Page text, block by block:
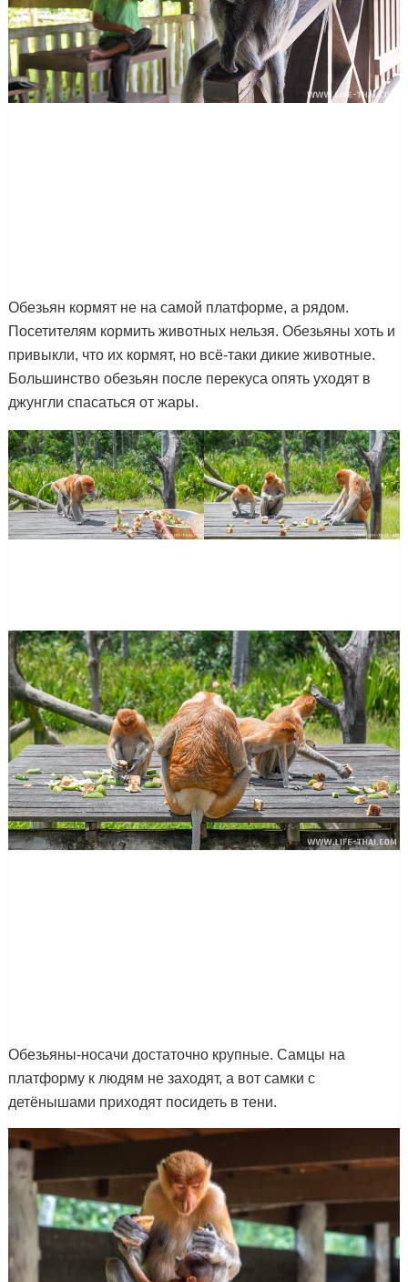
Обезьян кормят не на самой платформе, а рядом.
Посетителям кормить животных нельзя. Обезьяны хоть и
привыкли, что их кормят, но всё-таки дикие животные.
Большинство обезьян после перекуса опять уходят в
джунгли спасаться от жары.
Обезьяны-носачи достаточно крупные. Самцы на
платформу к людям не заходят, а вот самки с
детёнышами приходят посидеть в тени.